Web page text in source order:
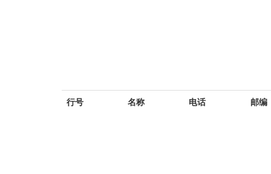
行号 名称 电话 邮编